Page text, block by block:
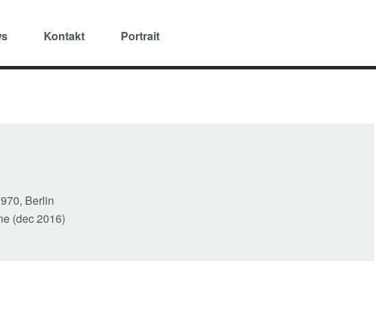
Kontakt Portrait
Berlin
(dec 2016)